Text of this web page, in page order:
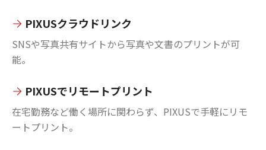
PIXUSクラウドリンク
SNSや写真共有サイトから写真や文書のプリントが可
能。
PIXUSでリモートプリント
在宅勤務など働く場所に関わらず、PIXUSで手軽にリモ
ートプリント。